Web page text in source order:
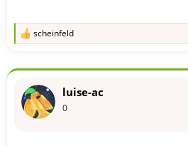
R
k
o
scheinfeld
luise-ac
0